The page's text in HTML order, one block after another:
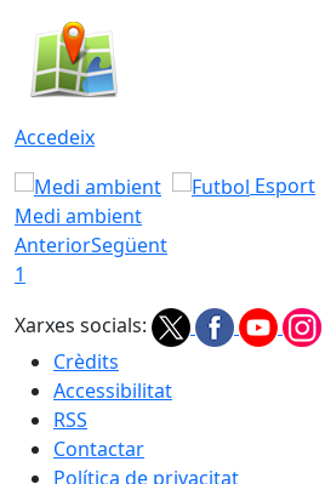
Accedeix
Medi ambient
Esport
AnteriorSegüent
1
Xarxes socials:
Crèdits
Accessibilitat
RSS
Contactar
Política de privacitat